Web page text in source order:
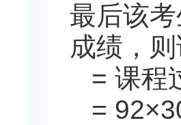
最后该
成绩，
= 课程
=